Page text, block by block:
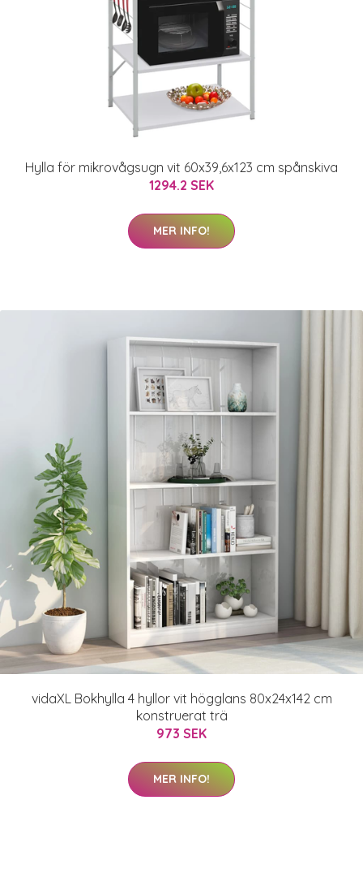
Hylla för mikrovågsugn vit 60x39,6x123 cm spånskiva
1294.2 SEK
MER INFO!
vidaXL Bokhylla 4 hyllor vit högglans 80x24x142 cm
konstruerat trä
973 SEK
MER INFO!